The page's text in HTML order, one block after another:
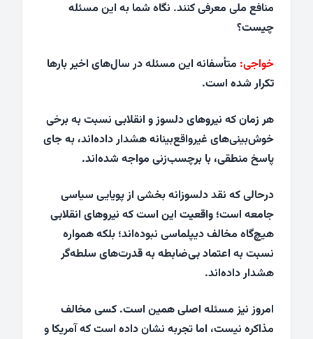
منافع ملی معرفی کنند. نگاه شما به این مسئله
چیست؟
خواجی: متأسفانه این مسئله در سال‌های اخیر بارها
تکرار شده است.
هر زمان که نیروهای دلسوز و انقلابی نسبت به برخی
خوش‌بینی‌های غیرواقع‌بینانه هشدار داده‌اند، به جای
پاسخ منطقی، با برچسب‌زنی مواجه شده‌اند.
درحالی که نقد دلسوزانه بخشی از پویایی سیاسی
جامعه است؛ واقعیت این است که نیروهای انقلابی
هیچ‌گاه مخالف دیپلماسی نبوده‌اند؛ بلکه همواره
نسبت به اعتماد بی‌ضابطه به قدرت‌های سلطه‌گر
هشدار داده‌اند.
امروز نیز مسئله اصلی همین است. کسی مخالف
مذاکره نیست، اما تجربه نشان داده است که آمریکا و